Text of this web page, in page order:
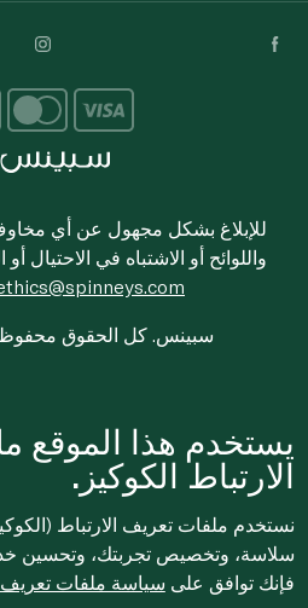
للإبلاغ بشكل مجهول عن أي مخاوف
واللوائح أو الاشتباه في الاحتيال
© 2020-2026 سبينس. كل الحقوق
يستخدم هذا الموقع
الارتباط الكوكيز.
نستخدم ملفات تعريف الارتباط
سلاسة، وتخصيص تجربتك، وتحسين
فإنك توافق على سياسة ملفات تعريف